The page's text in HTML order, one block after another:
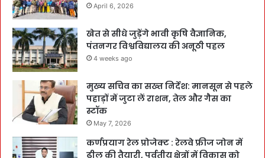
April 6, 2026
खेत से सीधे जुड़ेंगे भावी कृषि वैज्ञानिक,
पंतनगर विश्वविद्यालय की अनूठी पहल
4 weeks ago
मुख्य सचिव का सख्त निर्देश: मानसून से पहले
पहाड़ों में जुटा लें राशन, तेल और गैस का
स्टॉक
May 7, 2026
कर्णप्रयाग रेल प्रोजेक्ट : रेलवे फ्रीज जोन में
ढील की तैयारी, पर्वतीय क्षेत्रों में विकास को